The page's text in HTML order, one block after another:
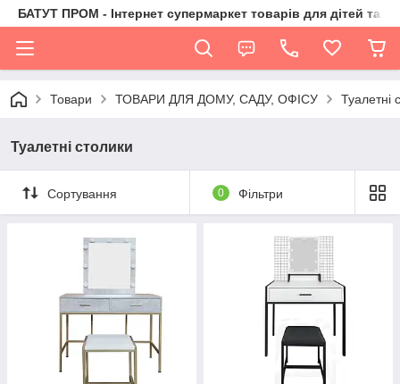
БАТУТ ПРОМ - Інтернет супермаркет товарів для дітей та їх
Товари ТОВАРИ ДЛЯ ДОМУ, САДУ, ОФІСУ Туалетні
Туалетні столики
Сортування 0 Фільтри